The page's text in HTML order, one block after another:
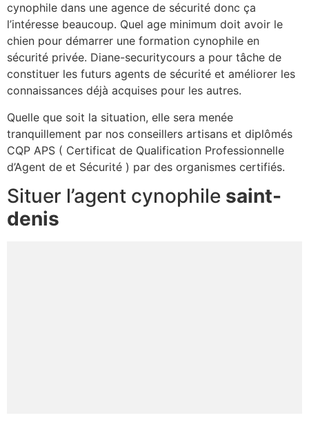
cynophile dans une agence de sécurité donc ça
l’intéresse beaucoup. Quel age minimum doit avoir le
chien pour démarrer une formation cynophile en
sécurité privée. Diane-securitycours a pour tâche de
constituer les futurs agents de sécurité et améliorer les
connaissances déjà acquises pour les autres.
Quelle que soit la situation, elle sera menée
tranquillement par nos conseillers artisans et diplômés
CQP APS ( Certificat de Qualification Professionnelle
d’Agent de et Sécurité ) par des organismes certifiés.
Situer l’agent cynophile saint-
denis